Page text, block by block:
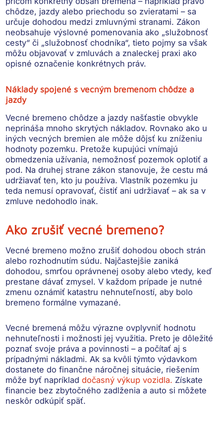
chôdze, jazdy alebo priechodu so zvieratami – sa
určuje dohodou medzi zmluvnými stranami. Zákon
neobsahuje výslovné pomenovania ako „služobnosť
cesty“ či „služobnosť chodníka“, tieto pojmy sa však
môžu objavovať v zmluvách a znaleckej praxi ako
opisné označenie konkrétnych práv.
Náklady spojené s vecným bremenom chôdze a
jazdy
Vecné bremeno chôdze a jazdy našťastie obvykle
neprináša mnoho skrytých nákladov. Rovnako ako u
iných vecných bremien ale môže dôjsť ku zníženiu
hodnoty pozemku. Pretože kupujúci vnímajú
obmedzenia užívania, nemožnosť pozemok oplotiť a
pod. Na druhej strane zákon stanovuje, že cestu má
udržiavať ten, kto ju používa. Vlastník pozemku ju
teda nemusí opravovať, čistiť ani udržiavať – ak sa v
zmluve nedohodlo inak.
Ako zrušiť vecné bremeno?
Vecné bremeno možno zrušiť dohodou oboch strán
alebo rozhodnutím súdu. Najčastejšie zaniká
dohodou, smrťou oprávnenej osoby alebo vtedy, keď
prestane dávať zmysel. V každom prípade je nutné
zmenu oznámiť katastru nehnuteľností, aby bolo
bremeno formálne vymazané.
Vecné bremená môžu výrazne ovplyvniť hodnotu
nehnuteľnosti i možnosti jej využitia. Preto je dôležité
poznať svoje práva a povinnosti – a počítať aj s
prípadnými nákladmi. Ak sa kvôli týmto výdavkom
dostanete do finančne náročnej situácie, riešením
môže byť napríkladdočasný výkup vozidla. Získate
financie bez zbytočného zadlženia a auto si môžete
neskôr odkúpiť späť.